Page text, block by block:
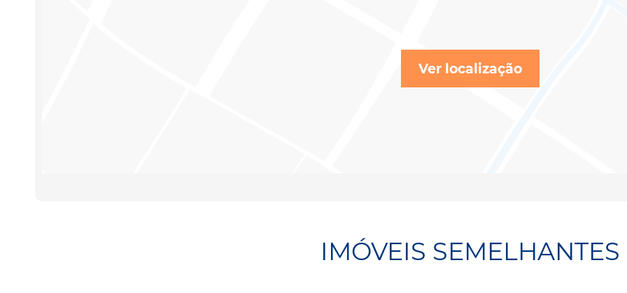
Ver localização
IMÓVEIS SEMELHANTES